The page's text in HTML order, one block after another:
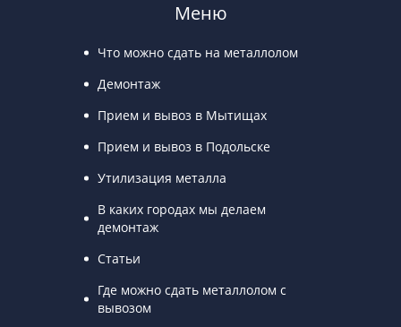
Меню
Что можно сдать на металлолом
Демонтаж
Прием и вывоз в Мытищах
Прием и вывоз в Подольске
Утилизация металла
В каких городах мы делаем
демонтаж
Статьи
Где можно сдать металлолом с
вывозом